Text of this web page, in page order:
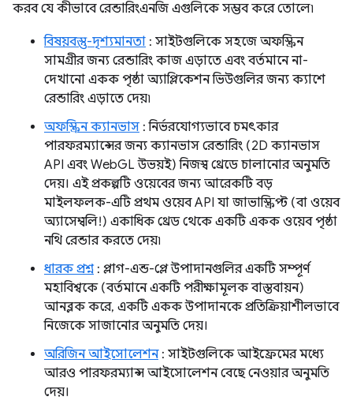
করব যে কীভাবে রেন্ডারিংএনজি এগুলিকে সম্ভব করে তোলে৷
বিষয়বস্তু-দৃশ্যমানতা : সাইটগুলিকে সহজে অফস্ক্রিন
সামগ্রীর জন্য রেন্ডারিং কাজ এড়াতে এবং বর্তমানে না-
দেখানো একক পৃষ্ঠা অ্যাপ্লিকেশন ভিউগুলির জন্য ক্যাশে
রেন্ডারিং এড়াতে দেয়৷
অফস্ক্রিন ক্যানভাস : নির্ভরযোগ্যভাবে চমৎকার
পারফরম্যান্সের জন্য ক্যানভাস রেন্ডারিং (2D ক্যানভাস
API এবং WebGL উভয়ই) নিজস্ব থ্রেডে চালানোর অনুমতি
দেয়। এই প্রকল্পটি ওয়েবের জন্য আরেকটি বড়
মাইলফলক-এটি প্রথম ওয়েব API যা জাভাস্ক্রিপ্ট (বা ওয়েব
অ্যাসেম্বলি!) একাধিক থ্রেড থেকে একটি একক ওয়েব পৃষ্ঠা
নথি রেন্ডার করতে দেয়৷
ধারক প্রশ্ন: প্লাগ-এন্ড-প্লে উপাদানগুলির একটি সম্পূর্ণ
মহাবিশ্বকে (বর্তমানে একটি পরীক্ষামূলক বাস্তবায়ন)
আনব্লক করে, একটি একক উপাদানকে প্রতিক্রিয়াশীলভাবে
নিজেকে সাজানোর অনুমতি দেয়।
অরিজিন আইসোলেশন: সাইটগুলিকে আইফ্রেমের মধ্যে
আরও পারফরম্যান্স আইসোলেশন বেছে নেওয়ার অনুমতি
দেয়।